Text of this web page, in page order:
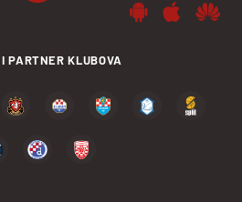
PARTNER KLUBOVA